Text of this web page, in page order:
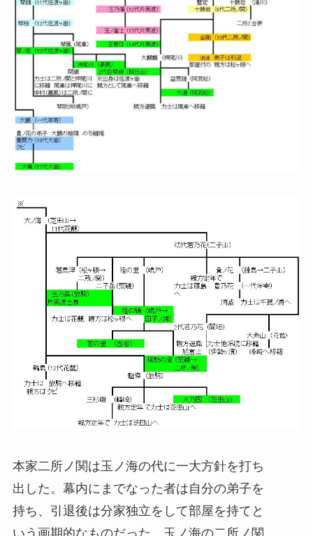
本家二所ノ関は玉ノ海の代に一大方針を打ち
出した。幕内にまでなった者は自分の弟子を
持ち、引退後は分家独立をして部屋を持てと
いう画期的なものだった。玉ノ海の二所ノ関